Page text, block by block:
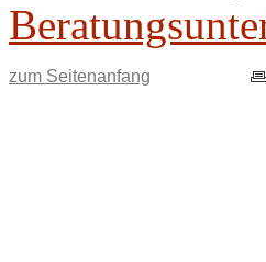
zum Seitenanfang